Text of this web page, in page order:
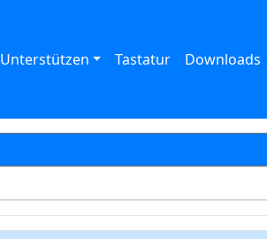
Unterstützen Tastatur Downloads